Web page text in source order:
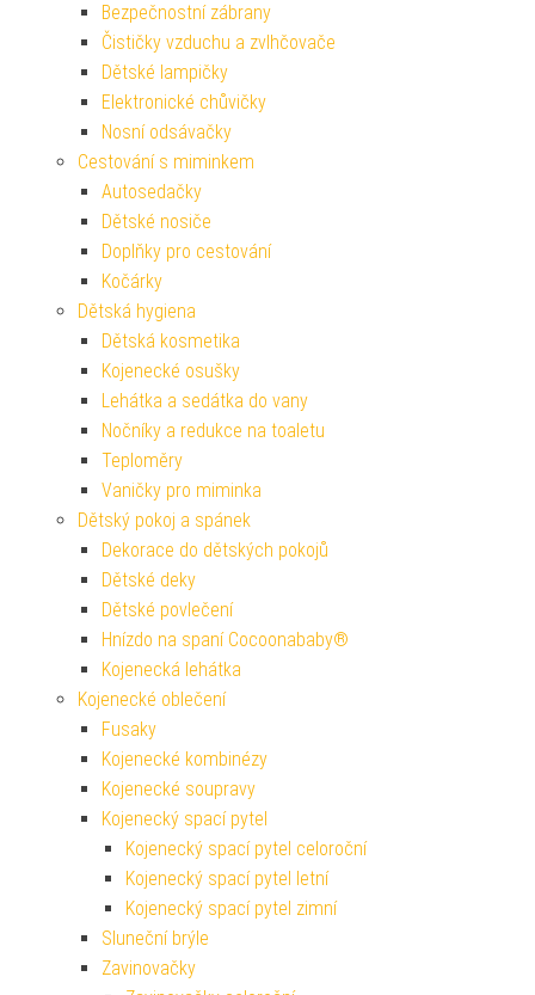
Bezpečnostní zábrany
Čističky vzduchu a zvlhčovače
Dětské lampičky
Elektronické chůvičky
Nosní odsávačky
Cestování s miminkem
Autosedačky
Dětské nosiče
Doplňky pro cestování
Kočárky
Dětská hygiena
Dětská kosmetika
Kojenecké osušky
Lehátka a sedátka do vany
Nočníky a redukce na toaletu
Teploměry
Vaničky pro miminka
Dětský pokoj a spánek
Dekorace do dětských pokojů
Dětské deky
Dětské povlečení
Hnízdo na spaní Cocoonababy®
Kojenecká lehátka
Kojenecké oblečení
Fusaky
Kojenecké kombinézy
Kojenecké soupravy
Kojenecký spací pytel
Kojenecký spací pytel celoroční
Kojenecký spací pytel letní
Kojenecký spací pytel zimní
Sluneční brýle
Zavinovačky